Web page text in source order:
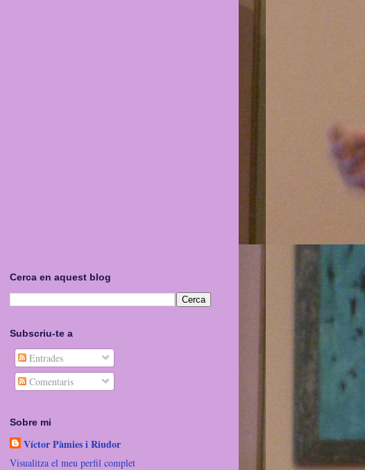
Cerca en aquest blog
Subscriu-te a
Entrades
Comentaris
Sobre mi
Víctor Pàmies i Riudor
Visualitza el meu perfil complet